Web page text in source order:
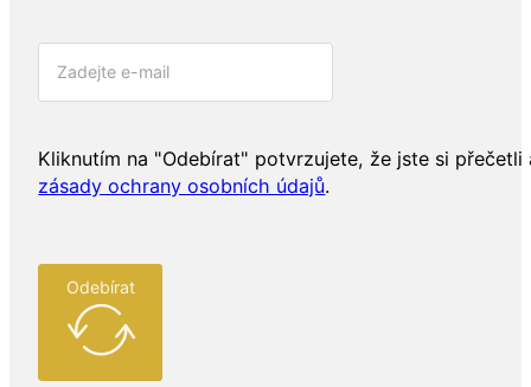
Kliknutím na "Odebírat" potvrzujete, že jste si přečetli
zásady ochrany osobních údajů.
Odebírat